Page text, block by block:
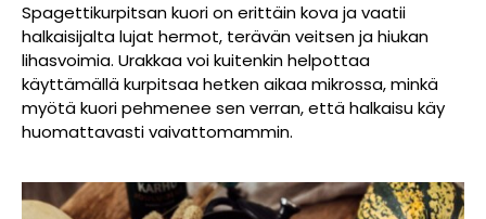
Spagettikurpitsan kuori on erittäin kova ja vaatii
halkaisijalta lujat hermot, terävän veitsen ja hiukan
lihasvoimia. Urakkaa voi kuitenkin helpottaa
käyttämällä kurpitsaa hetken aikaa mikrossa, minkä
myötä kuori pehmenee sen verran, että halkaisu käy
huomattavasti vaivattomammin.